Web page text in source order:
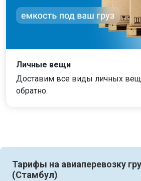
Личные вещи
Доставим все виды личных
обратно.
Тарифы на авиаперевозку
(Стамбул)